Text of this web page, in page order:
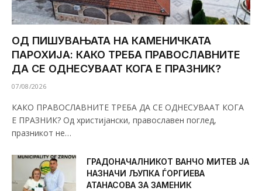
ОД ПИШУВАЊАТА НА КАМЕНИЧКАТА
ПАРОХИЈА: КАКО ТРЕБА ПРАВОСЛАВНИТЕ
ДА СЕ ОДНЕСУВААТ КОГА Е ПРАЗНИК?
07/08/2026
КАКО ПРАВОСЛАВНИТЕ ТРЕБА ДА СЕ ОДНЕСУВААТ КОГА
Е ПРАЗНИК? Од христијански, православен поглед,
празникот не…
ГРАДОНАЧАЛНИКОТ ВАНЧО МИТЕВ ЈА
НАЗНАЧИ ЉУПКА ЃОРГИЕВА
АТАНАСОВА ЗА ЗАМЕНИК